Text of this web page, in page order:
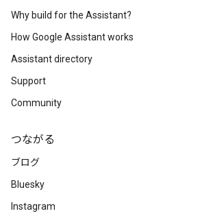
Why build for the Assistant?
How Google Assistant works
Assistant directory
Support
Community
つながる
ブログ
Bluesky
Instagram